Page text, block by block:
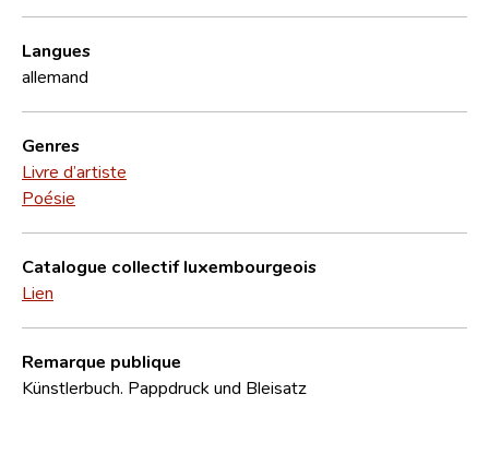
Langues
allemand
Genres
Livre d’artiste
Poésie
Catalogue collectif luxembourgeois
Lien
Remarque publique
Künstlerbuch. Pappdruck und Bleisatz